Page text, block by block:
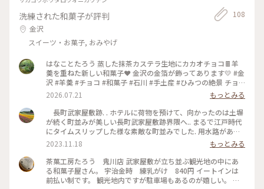
洗練された和菓子が評判
金沢
スイーツ・お菓子, おみやげ
108
はなことたろう 蒸した抹茶カステラ生地にカカオチョコ🍫羊
羮を重ねた新しい和菓子❤️ 金沢の金箔が飾ってあります💛 #金
沢 #羊羮 #チョコ #和菓子 #石川 #手土産 #ひみつの絶景 チョ
コ🍫生地に刻みアーモンド入り…❤️ テリーヌショコラ風羊羮で
した‼️
2026.07.21
もっとみる
長町武家屋敷跡. . ホテルに荷物を預けて、向かったのは土塀
が続く町並みが美しい長町武家屋敷跡界隈へ.. まるで江戸時代
にタイムスリップした様な素敵な町並みでした. 用水路があち
こちにあったり、石畳の細い路地が美しい.. . その中にある茶
菓工房たろうさんでようかんを買いました. こちらのようかん
は洋菓子を思わせるような斬新な味わいで、お茶はもちろんの
こと、コーヒーと一緒に食べてもぴったりの美しいようかんで
す. . 5枚目の写真は2年半前のGWに家族で行った グリルオーツ
2023.11.18
もっとみる
茶菓工房たろう 鬼川店 武家屋敷が立ち並ぶ観光地の中にあ
る和菓子屋さん。 宇治金時 練乳がけ 840円 イートインは
前払い制です。 観光地内ですが駐車場もあるのが嬉しい。 提